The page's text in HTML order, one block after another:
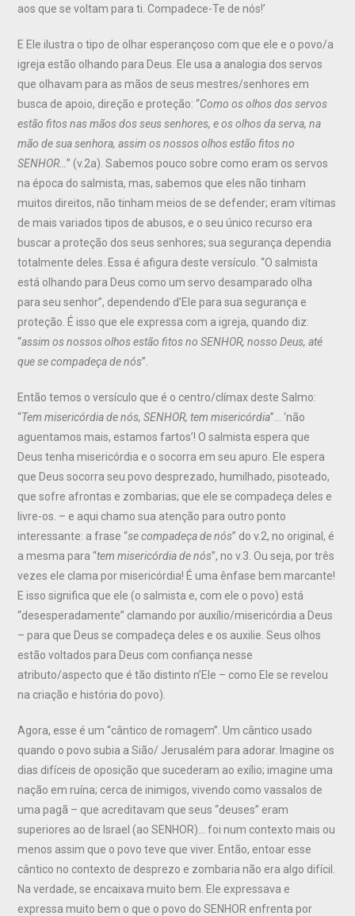
aos que se voltam para ti. Compadece-Te de nós!’
E Ele ilustra o tipo de olhar esperançoso com que ele e o povo/a
igreja estão olhando para Deus. Ele usa a analogia dos servos
que olhavam para as mãos de seus mestres/senhores em
busca de apoio, direção e proteção: “Como os olhos dos servos
estão fitos nas mãos dos seus senhores, e os olhos da serva, na
mão de sua senhora, assim os nossos olhos estão fitos no
SENHOR …” (v.2a). Sabemos pouco sobre como eram os servos
na época do salmista, mas, sabemos que eles não tinham
muitos direitos, não tinham meios de se defender; eram vítimas
de mais variados tipos de abusos, e o seu único recurso era
buscar a proteção dos seus senhores; sua segurança dependia
totalmente deles. Essa é afigura deste versículo. “O salmista
está olhando para Deus como um servo desamparado olha
para seu senhor”, dependendo d’Ele para sua segurança e
proteção. É isso que ele expressa com a igreja, quando diz:
“assim os nossos olhos estão fitos noSENHOR, nosso Deus, até
que se compadeça de nós”.
Então temos o versículo que é o centro/clímax deste Salmo:
“Tem misericórdia de nós,SENHOR, tem misericórdia”… ‘não
aguentamos mais, estamos fartos’! O salmista espera que
Deus tenha misericórdia e o socorra em seu apuro. Ele espera
que Deus socorra seu povo desprezado, humilhado, pisoteado,
que sofre afrontas e zombarias; que ele se compadeça deles e
livre-os. – e aqui chamo sua atenção para outro ponto
interessante: a frase “se compadeça de nós” do v.2, no original, é
a mesma para “tem misericórdia de nós”, no v.3. Ou seja, por três
vezes ele clama por misericórdia! É uma ênfase bem marcante!
E isso significa que ele (o salmista e, com ele o povo) está
“desesperadamente” clamando por auxílio/misericórdia a Deus
– para que Deus se compadeça deles e os auxilie. Seus olhos
estão voltados para Deus com confiança nesse
atributo/aspecto que é tão distinto n’Ele – como Ele se revelou
na criação e história do povo).
Agora, esse é um “cântico de romagem”. Um cântico usado
quando o povo subia a Sião/ Jerusalém para adorar. Imagine os
dias difíceis de oposição que sucederam ao exílio; imagine uma
nação em ruína; cerca de inimigos, vivendo como vassalos de
uma pagã – que acreditavam que seus “deuses” eram
superiores ao de Israel (ao SENHOR)… foi num contexto mais ou
menos assim que o povo teve que viver. Então, entoar esse
cântico no contexto de desprezo e zombaria não era algo difícil.
Na verdade, se encaixava muito bem. Ele expressava e
expressa muito bem o que o povo do SENHOR enfrenta por